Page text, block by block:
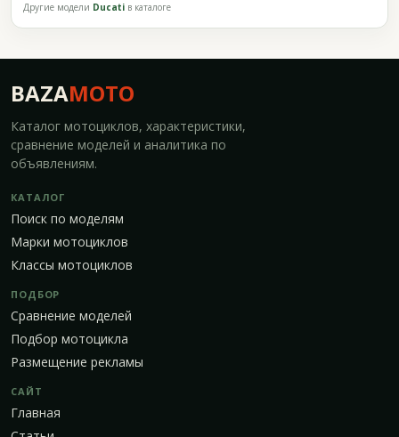
Другие модели Ducati в каталоге
BAZAMOTO
Каталог мотоциклов, характеристики,
сравнение моделей и аналитика по
объявлениям.
КАТАЛОГ
Поиск по моделям
Марки мотоциклов
Классы мотоциклов
ПОДБОР
Сравнение моделей
Подбор мотоцикла
Размещение рекламы
САЙТ
Главная